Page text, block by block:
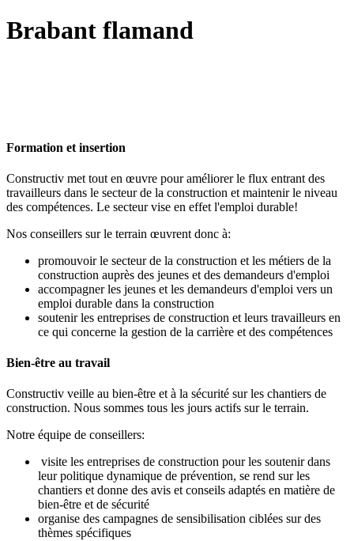
Brabant flamand
Formation et insertion
Constructiv met tout en œuvre pour améliorer le flux entrant des
travailleurs dans le secteur de la construction et maintenir le niveau
des compétences. Le secteur vise en effet l'emploi durable!
Nos conseillers sur le terrain œuvrent donc à:
promouvoir le secteur de la construction et les métiers de la
construction auprès des jeunes et des demandeurs d'emploi
accompagner les jeunes et les demandeurs d'emploi vers un
emploi durable dans la construction
soutenir les entreprises de construction et leurs travailleurs en
ce qui concerne la gestion de la carrière et des compétences
Bien-être au travail
Constructiv veille au bien-être et à la sécurité sur les chantiers de
construction. Nous sommes tous les jours actifs sur le terrain.
Notre équipe de conseillers:
visite les entreprises de construction pour les soutenir dans
leur politique dynamique de prévention, se rend sur les
chantiers et donne des avis et conseils adaptés en matière de
bien-être et de sécurité
organise des campagnes de sensibilisation ciblées sur des
thèmes spécifiques